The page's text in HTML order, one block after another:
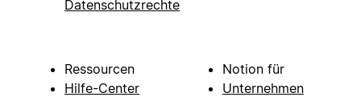
Datenschutzrechte
Ressourcen
Hilfe-Center
Notion für
Unternehmen